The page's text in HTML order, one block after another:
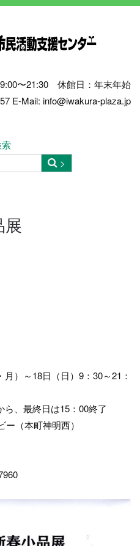
〜21:30 休館日：年末年始
E-Mail: info@iwakura-plaza.jp
）～18日（日）9：30～21：
最終日は15：00終了
（本町神明西）